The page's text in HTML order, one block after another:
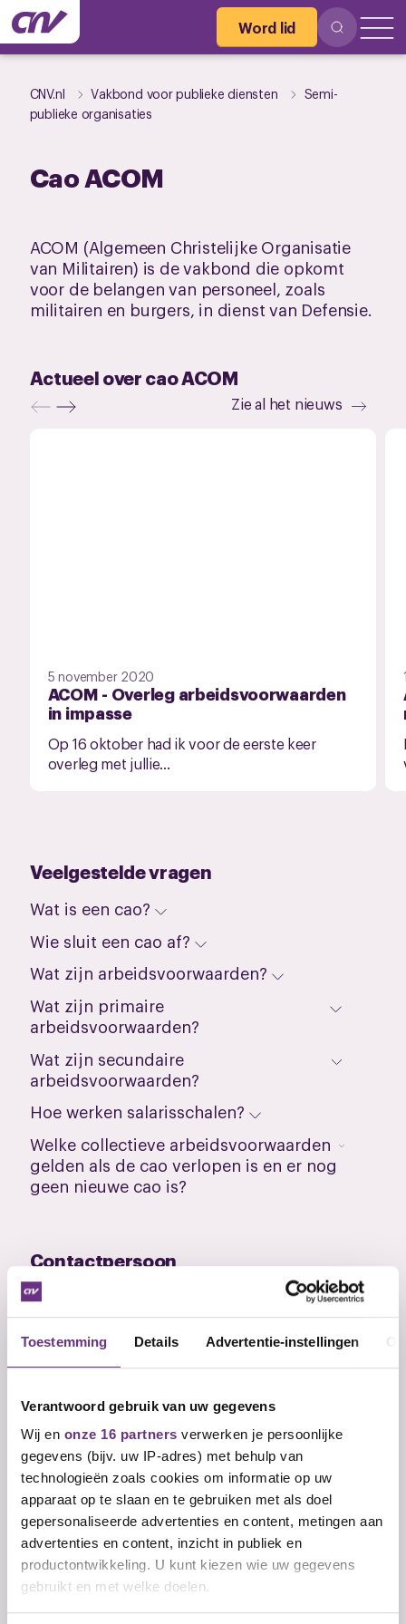
Toestemming Details Advertentie-instellingen
Verantwoord gebruik van uw gegevens
Wij en onze 16 partners verwerken je persoonlijke
gegevens (bijv. uw IP-adres) met behulp van
technologieën zoals cookies om informatie op uw
apparaat op te slaan en te gebruiken met als doel
gepersonaliseerde advertenties en content, metingen aan
advertenties en content, inzicht in publiek en
productontwikkeling. U kunt kiezen wie uw gegevens
gebruikt en met welke doelen.
Word lid
CNV.nl Vakbond voor publieke diensten
Semi-
publieke organisaties
Cao ACOM
ACOM (Algemeen Christelijke Organisatie
van Militairen) is de vakbond die opkomt
voor de belangen van personeel, zoals
militairen en burgers, in dienst van Defensie.
Actueel over cao ACOM
Zie al het nieuws
5 november 2020
ACOM - Overleg arbeidsvoorwaarden
in impasse
Op 16 oktober had ik voor de eerste keer
overleg met jullie...
Veelgestelde vragen
Wat is een cao?
Wie sluit een cao af?
Wat zijn arbeidsvoorwaarden?
Wat zijn primaire
arbeidsvoorwaarden?
Wat zijn secundaire
arbeidsvoorwaarden?
Hoe werken salarisschalen?
Welke collectieve arbeidsvoorwaarden
gelden als de cao verlopen is en er nog
geen nieuwe cao is?
Contactpersoon
Gerard van Dijk
Onderhandelaar
E-mail
Telefoon
06 20 60 18 19
Heb je een opmerking of vraag voor de